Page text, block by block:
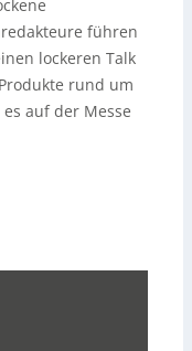
führen
lockeren Talk
rund um
auf der Messe